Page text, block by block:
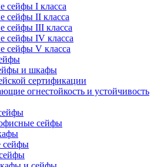
сейфы I класса
сейфы II класса
сейфы III класса
сейфы IV класса
сейфы V класса
и шкафы
сертификации
огнестойкость и устойчивость
сейфы
сейфы